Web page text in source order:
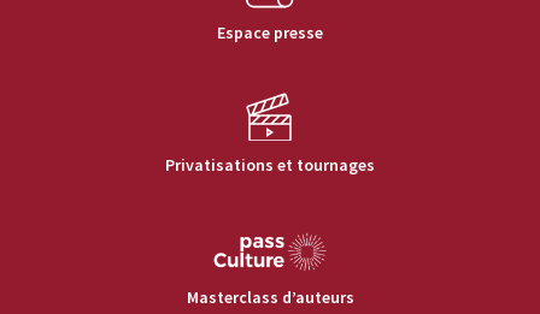
Espace presse
Privatisations et tournages
Masterclass d’auteurs